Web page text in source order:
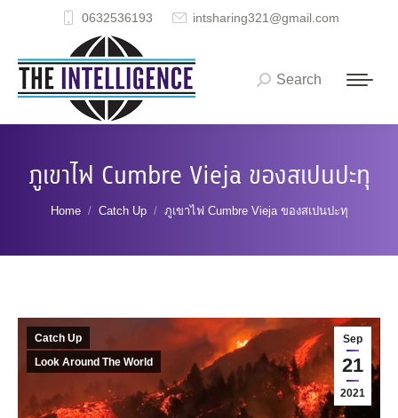
0632536193 intsharing321@gmail.com
Search:
Search
ภูเขาไฟ Cumbre Vieja ของสเปนปะทุ
You are here:
Home Catch Up ภูเขาไฟ Cumbre Vieja ของสเปนปะทุ
Sep
21
2021
Catch Up
Look Around The World